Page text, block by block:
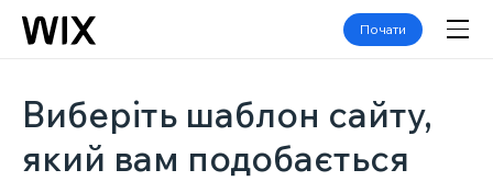
Почати
Виберіть шаблон сайту,
який вам подобається